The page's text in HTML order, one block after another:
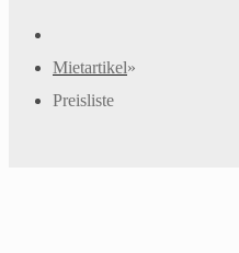
Mietartikel»
Preisliste